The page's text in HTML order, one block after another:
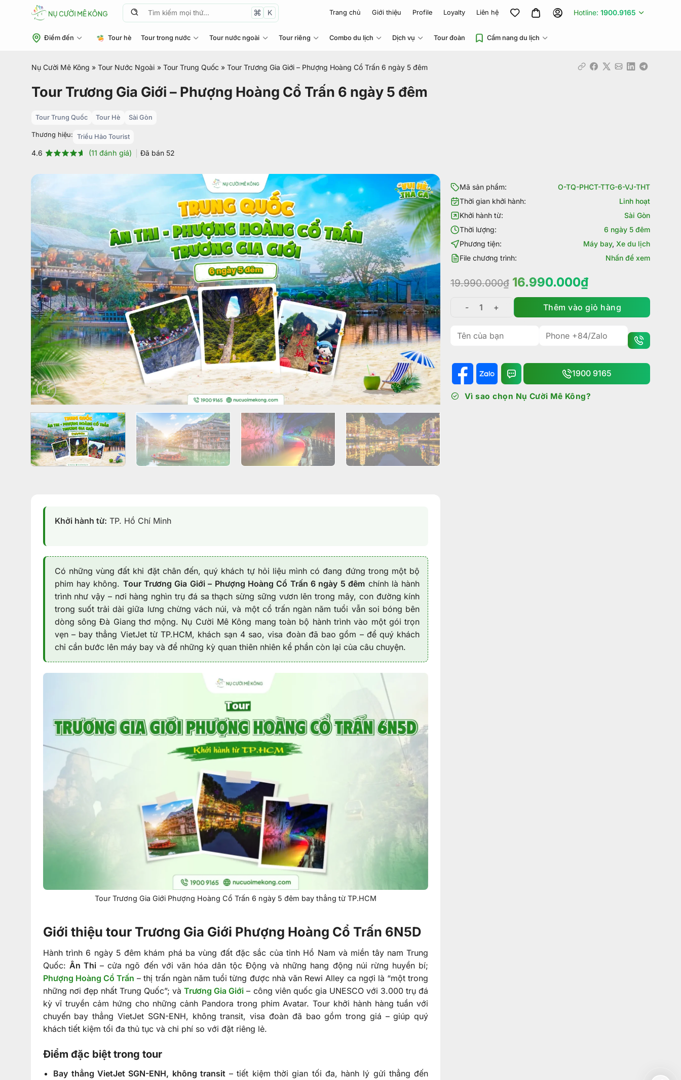
Tìm
K Trang chủ Giới thiệu Profile Loyalty Liên hệ Hotline: 1900.9165
Điểm đến Tour hè Tour trong nước Tour nước ngoài Tour riêng Combo du lịch Dịch vụ Tour đoàn Cẩm nang du lịch
Nụ Cười Mê Kông » Tour Nước Ngoài » Tour Trung Quốc » Tour Trương Gia Giới – Phượng Hoàng Cổ Trấn 6 ngày 5 đêm
Tour Trương Gia Giới – Phượng Hoàng Cổ Trấn 6 ngày 5 đêm
Tour Trung Quốc Tour Hè Sài Gòn
Thương hiệu: Triều Hảo Tourist
4.6 (11 đánh giá) Đã bán 52
Khởi hành từ: TP. Hồ Chí Minh
Có những vùng đất khi đặt chân đến, quý khách tự hỏi liệu mình có đang đứng trong một bộ
phim hay không. Tour Trương Gia Giới – Phượng Hoàng Cổ Trấn 6 ngày 5 đêm chính là hành
trình như vậy – nơi hàng nghìn trụ đá sa thạch sừng sững vươn lên trong mây, con đường kính
trong suốt trải dài giữa lưng chừng vách núi, và một cổ trấn ngàn năm tuổi vẫn soi bóng bên
dòng sông Đà Giang thơ mộng. Nụ Cười Mê Kông mang toàn bộ hành trình vào một gói trọn
vẹn – bay thẳng VietJet từ TP.HCM, khách sạn 4 sao, visa đoàn đã bao gồm – để quý khách
chỉ cần bước lên máy bay và để những kỳ quan thiên nhiên kể phần còn lại của câu chuyện.
Tour Trương Gia Giới Phượng Hoàng Cổ Trấn 6 ngày 5 đêm bay thẳng từ TP.HCM
Giới thiệu tour Trương Gia Giới Phượng Hoàng Cổ Trấn 6N5D
Hành trình 6 ngày 5 đêm khám phá ba vùng đất đặc sắc của tỉnh Hồ Nam và miền tây nam Trung
Quốc: Ân Thi– cửa ngõ đến với văn hóa dân tộc Động và những hang động núi rừng huyền bí;
Phượng Hoàng Cổ Trấn – thị trấn ngàn năm tuổi từng được nhà văn Rewi Alley ca ngợi là “một trong
những nơi đẹp nhất Trung Quốc”; vàTrương Gia Giới – công viên quốc gia UNESCO với 3.000 trụ đá
kỳ vĩ truyền cảm hứng cho những cảnh Pandora trong phim Avatar. Tour khởi hành hàng tuần với
chuyến bay thẳng VietJet SGN-ENH, không transit, visa đoàn đã bao gồm trong giá – giúp quý
khách tiết kiệm tối đa thủ tục và chi phí so với đặt riêng lẻ.
Điểm đặc biệt trong tour
Bay thẳng VietJet SGN-ENH, không transit – tiết kiệm thời gian tối đa, hành lý gửi thẳng đến
Mã sản phẩm:
O-TQ-PHCT-TTG-6-VJ-THT
Thời gian khởi hành:
Linh hoạt
Khởi hành từ:
Sài Gòn
Thời lượng:
6 ngày 5 đêm
Phương tiện:
Máy bay, Xe du lịch
File chương trình:
Nhấn để xem
19.990.000₫
Giá
là:
19.990.000₫.
16.990.000₫
Giá
tại
là:
16.990.000₫.
Tour Trương Gia Giới - Phượng Hoàng Cổ Trấn 6 ngày 5
Thêm vào giỏ hàng
1900 9165
Vì sao chọn Nụ Cười Mê Kông?